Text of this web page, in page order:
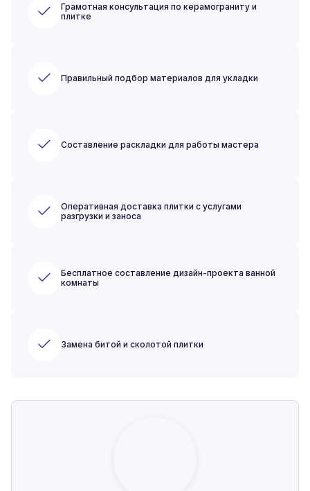
Грамотная консультация по керамограниту и
плитке
Правильный подбор материалов для укладки
Составление раскладки для работы мастера
Оперативная доставка плитки с услугами
разгрузки и заноса
Бесплатное составление дизайн-проекта ванной
комнаты
Замена битой и сколотой плитки